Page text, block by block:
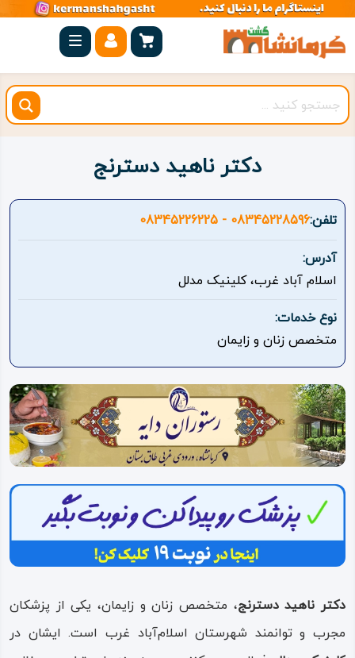
صفحه
اصلی
کرمانشاه
شهرستان
بیستون
روستاهای
هدف
اقامتگاه
ویدئو
درباره
ما
دکتر ناهید دسترنج
تلفن:08345228596 - 08345226225
آدرس:
اسلام آباد غرب، کلینیک مدلل
نوع خدمات:
متخصص زنان و زایمان
دکتر ناهید دسترنج، متخصص زنان و زایمان، یکی از پزشکان
مجرب و توانمند شهرستان اسلام‌آباد غرب است. ایشان در